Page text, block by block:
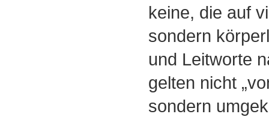
keine, die auf
sondern
und Leitworte
gelten nicht
sondern